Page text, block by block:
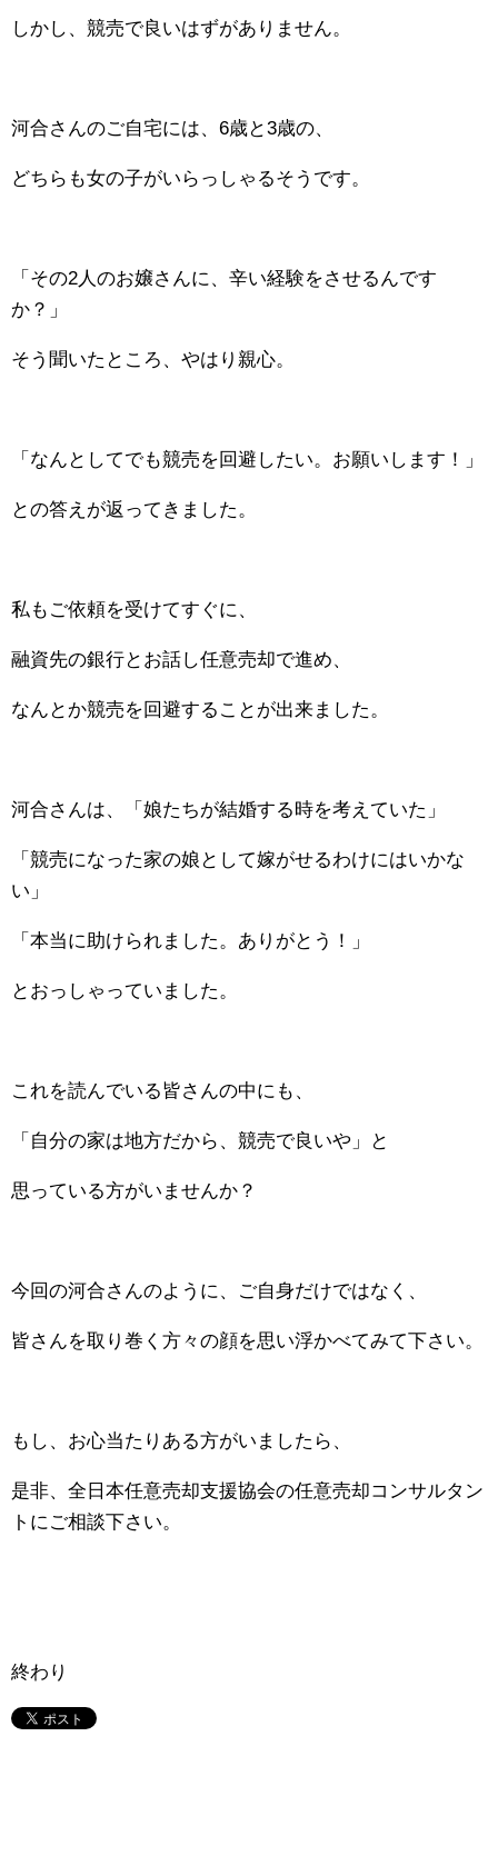
しかし、競売で良いはずがありません。
河合さんのご自宅には、6歳と3歳の、
どちらも女の子がいらっしゃるそうです。
「その2人のお嬢さんに、辛い経験をさせるんです
か？」
そう聞いたところ、やはり親心。
「なんとしてでも競売を回避したい。お願いします！」
との答えが返ってきました。
私もご依頼を受けてすぐに、
融資先の銀行とお話し任意売却で進め、
なんとか競売を回避することが出来ました。
河合さんは、「娘たちが結婚する時を考えていた」
「競売になった家の娘として嫁がせるわけにはいかな
い」
「本当に助けられました。ありがとう！」
とおっしゃっていました。
これを読んでいる皆さんの中にも、
「自分の家は地方だから、競売で良いや」と
思っている方がいませんか？
今回の河合さんのように、ご自身だけではなく、
皆さんを取り巻く方々の顔を思い浮かべてみて下さい。
もし、お心当たりある方がいましたら、
是非、全日本任意売却支援協会の任意売却コンサルタン
トにご相談下さい。
終わり